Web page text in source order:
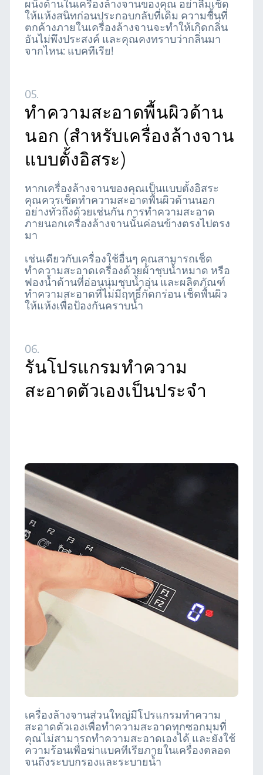
ผนังด้านในเครื่องล้างจานของคุณ อย่าลืมเช็ด
ให้แห้งสนิทก่อนประกอบกลับที่เดิม ความชื้นที่
ตกค้างภายในเครื่องล้างจานจะทำให้เกิดกลิ่น
อันไม่พึงประสงค์ และคุณคงทราบว่ากลิ่นมา
จากไหน: แบคทีเรีย!
05.
ทำความสะอาดพื้นผิวด้าน
นอก (สำหรับเครื่องล้างจาน
แบบตั้งอิสระ)
หากเครื่องล้างจานของคุณเป็นแบบตั้งอิสระ
คุณควรเช็ดทำความสะอาดพื้นผิวด้านนอก
อย่างทั่วถึงด้วยเช่นกัน การทำความสะอาด
ภายนอกเครื่องล้างจานนั้นค่อนข้างตรงไปตรง
มา
เช่นเดียวกับเครื่องใช้อื่นๆ คุณสามารถเช็ด
ทำความสะอาดเครื่องด้วยผ้าชุบน้ำหมาด หรือ
ฟองน้ำด้านที่อ่อนนุ่มชุบน้ำอุ่น และผลิตภัณฑ์
ทำความสะอาดที่ไม่มีฤทธิ์กัดกร่อน เช็ดพื้นผิว
ให้แห้งเพื่อป้องกันคราบน้ำ
06.
รันโปรแกรมทำความ
สะอาดตัวเองเป็นประจำ
เครื่องล้างจานส่วนใหญ่มีโปรแกรมทำความ
สะอาดตัวเองเพื่อทำความสะอาดทุกซอกมุมที่
คุณไม่สามารถทำความสะอาดเองได้ และยังใช้
ความร้อนเพื่อฆ่าแบคทีเรียภายในเครื่องตลอด
จนถึงระบบกรองและระบายน้ำ